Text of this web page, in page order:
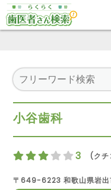
小谷歯科
3 (クチ
〒649-6223 和歌山県岩出